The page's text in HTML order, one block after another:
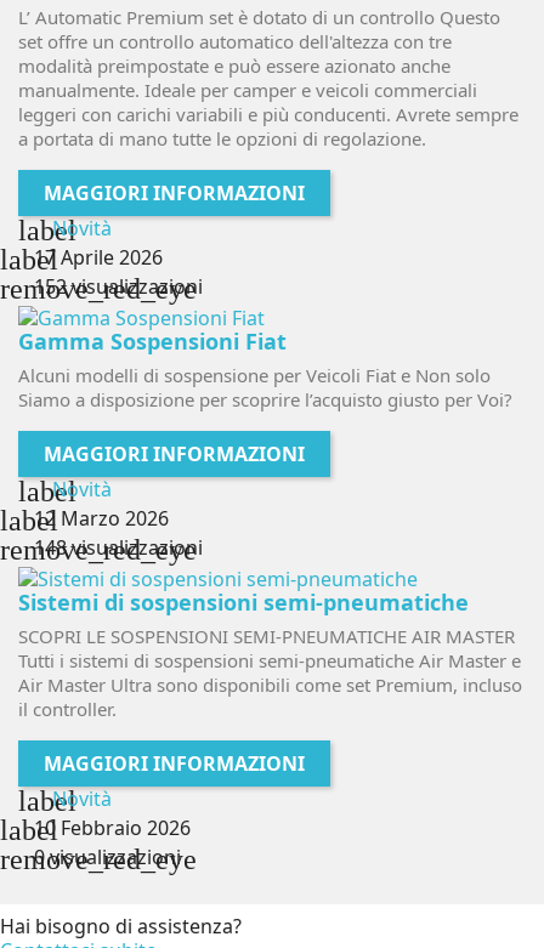
L’ Automatic Premium set è dotato di un controllo Questo
set offre un controllo automatico dell'altezza con tre
modalità preimpostate e può essere azionato anche
manualmente. Ideale per camper e veicoli commerciali
leggeri con carichi variabili e più conducenti. Avrete sempre
a portata di mano tutte le opzioni di regolazione.
MAGGIORI INFORMAZIONI
labelNovità
label17 Aprile 2026
remove_red_eye
152 visualizzazioni
Gamma Sospensioni Fiat
Alcuni modelli di sospensione per Veicoli Fiat e Non solo
Siamo a disposizione per scoprire l’acquisto giusto per Voi?
MAGGIORI INFORMAZIONI
labelNovità
label12 Marzo 2026
remove_red_eye
148 visualizzazioni
Sistemi di sospensioni semi-pneumatiche
SCOPRI LE SOSPENSIONI SEMI-PNEUMATICHE AIR MASTER
Tutti i sistemi di sospensioni semi-pneumatiche Air Master e
Air Master Ultra sono disponibili come set Premium, incluso
il controller.
MAGGIORI INFORMAZIONI
labelNovità
label10 Febbraio 2026
remove_red_eye
0 visualizzazioni
Hai bisogno di assistenza?